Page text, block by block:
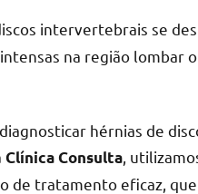
intervertebrais se
na região lombar
hérnias de
Clínica Consulta ,
de tratamento eficaz,